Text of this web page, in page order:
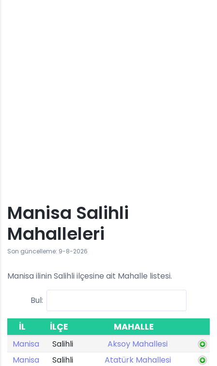
Manisa Salihli
Mahalleleri
Son güncelleme: 9-8-2026
Manisa ilinin Salihli ilçesine ait Mahalle listesi.
Bul:
İL İLÇE MAHALLE
Manisa Salihli
Aksoy Mahallesi
Manisa
Salihli
Atatürk Mahallesi